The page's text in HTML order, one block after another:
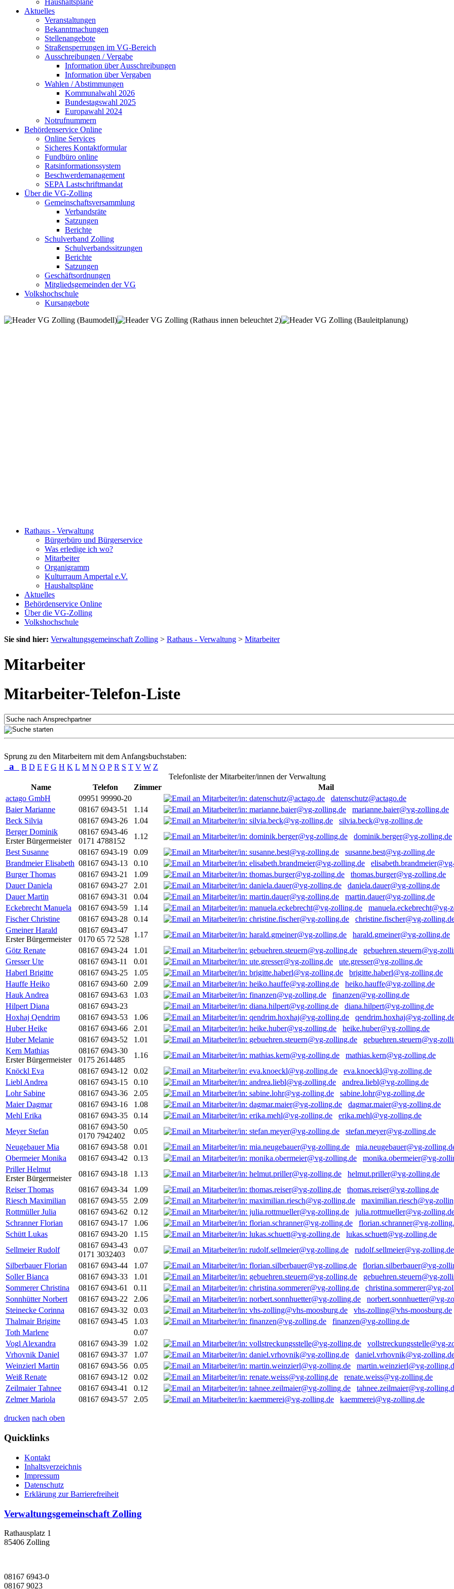
Haushaltspläne
Aktuelles
Veranstaltungen
Bekanntmachungen
Stellenangebote
Straßensperrungen im VG-Bereich
Ausschreibungen / Vergabe
Information über Ausschreibungen
Information über Vergaben
Wahlen / Abstimmungen
Kommunalwahl 2026
Bundestagswahl 2025
Europawahl 2024
Notrufnummern
Behördenservice Online
Online Services
Sicheres Kontaktformular
Fundbüro online
Ratsinformationssystem
Beschwerdemanagement
SEPA Lastschriftmandat
Über die VG-Zolling
Gemeinschaftsversammlung
Verbandsräte
Satzungen
Berichte
Schulverband Zolling
Schulverbandssitzungen
Berichte
Satzungen
Geschäftsordnungen
Mitgliedsgemeinden der VG
Volkshochschule
Kursangebote
Rathaus - Verwaltung
Bürgerbüro und Bürgerservice
Was erledige ich wo?
Mitarbeiter
Organigramm
Kulturraum Ampertal e.V.
Haushaltspläne
Aktuelles
Behördenservice Online
Über die VG-Zolling
Volkshochschule
Sie sind hier: Verwaltungsgemeinschaft Zolling > Rathaus - Verwaltung > Mitarbeiter
Mitarbeiter
Mitarbeiter-Telefon-Liste
Sprung zu den Mitarbeitern mit dem Anfangsbuchstaben:
a B D E F G H K L M N O P R S T V W Z
Telefonliste der Mitarbeiter/innen der Verwaltung
Name
Telefon Zimmer
Mail
actago GmbH
09951 99990-20
datenschutz@actago.de
Baier Marianne
08167 6943-51 1.14
marianne.baier@vg-zolling.de
Beck Silvia
08167 6943-26 1.04
silvia.beck@vg-zolling.de
Berger Dominik
Erster Bürgermeister
08167 6943-46
0171 4788152
1.12
dominik.berger@vg-zolling.de
Best Susanne
08167 6943-19 0.09
susanne.best@vg-zolling.de
Brandmeier Elisabeth 08167 6943-13 0.10
Burger Thomas
08167 6943-21 1.09
thomas.burger@vg-zolling.de
Dauer Daniela
08167 6943-27 2.01
daniela.dauer@vg-zolling.de
Dauer Martin
08167 6943-31 0.04
martin.dauer@vg-zolling.de
Eckebrecht Manuela
08167 6943-59 1.14
manuela.eckebrecht@vg-
Fischer Christine
08167 6943-28 0.14
christine.fischer@vg-
Gmeiner Harald
Erster Bürgermeister
08167 6943-47
0170 65 72 528
1.17
harald.gmeiner@vg-zolling.de
Götz Renate
08167 6943-24 1.01
gebuehren.steuern@vg-
Gresser Ute
08167 6943-11 0.01
ute.gresser@vg-zolling.de
Haberl Brigitte
08167 6943-25 1.05
brigitte.haberl@vg-zolling.de
Hauffe Heiko
08167 6943-60 2.09
heiko.hauffe@vg-zolling.de
Hauk Andrea
08167 6943-63 1.03
finanzen@vg-zolling.de
Hilpert Diana
08167 6943-23
diana.hilpert@vg-zolling.de
Hoxhaj Qendrim
08167 6943-53 1.06
qendrim.hoxhaj@vg-
Huber Heike
08167 6943-66 2.01
heike.huber@vg-zolling.de
Huber Melanie
08167 6943-52 1.01
gebuehren.steuern@vg-
Kern Mathias
Erster Bürgermeister
08167 6943-30
0175 2614485
1.16
mathias.kern@vg-zolling.de
Knöckl Eva
08167 6943-12 0.02
eva.knoeckl@vg-zolling.de
Liebl Andrea
08167 6943-15 0.10
andrea.liebl@vg-zolling.de
Lohr Sabine
08167 6943-36 2.05
sabine.lohr@vg-zolling.de
Maier Dagmar
08167 6943-16 1.08
dagmar.maier@vg-zolling.de
Mehl Erika
08167 6943-35 0.14
erika.mehl@vg-zolling.de
Meyer Stefan
08167 6943-50
0170 7942402
0.05
stefan.meyer@vg-zolling.de
Neugebauer Mia
08167 6943-58 0.01
mia.neugebauer@vg-
Obermeier Monika
08167 6943-42 0.13
monika.obermeier@vg-
Priller Helmut
Erster Bürgermeister
08167 6943-18 1.13
helmut.priller@vg-zolling.de
Reiser Thomas
08167 6943-34 1.09
thomas.reiser@vg-zolling.de
Riesch Maximilian
08167 6943-55 2.09
maximilian.riesch@vg-
Rottmüller Julia
08167 6943-62 0.12
julia.rottmueller@vg-
Schranner Florian
08167 6943-17 1.06
florian.schranner@vg-
Schütt Lukas
08167 6943-20 1.15
lukas.schuett@vg-zolling.de
Sellmeier Rudolf
08167 6943-43
0171 3032403
0.07
rudolf.sellmeier@vg-zolling.de
Silberbauer Florian
08167 6943-44 1.07
florian.silberbauer@vg-
Soller Bianca
08167 6943-33 1.01
gebuehren.steuern@vg-
Sommerer Christina
08167 6943-61 0.11
christina.sommerer@vg-
Sonnhütter Norbert
08167 6943-22 2.06
norbert.sonnhuetter@vg-
Steinecke Corinna
08167 6943-32 0.03
vhs-zolling@vhs-moosburg.de
Thalmair Brigitte
08167 6943-45 1.03
finanzen@vg-zolling.de
Toth Marlene
0.07
Vogl Alexandra
08167 6943-39 1.02
vollstreckungsstelle@vg-
Vrhovnik Daniel
08167 6943-37 1.07
daniel.vrhovnik@vg-
Weinzierl Martin
08167 6943-56 0.05
martin.weinzierl@vg-
Weiß Renate
08167 6943-12 0.02
renate.weiss@vg-zolling.de
Zeilmaier Tahnee
08167 6943-41 0.12
tahnee.zeilmaier@vg-
Zelmer Mariola
08167 6943-57 2.05 kaemmerei@vg-zolling.de
drucken nach oben
Quicklinks
Kontakt
Inhaltsverzeichnis
Impressum
Datenschutz
Erklärung zur Barrierefreiheit
Verwaltungsgemeinschaft Zolling
Rathausplatz 1
85406 Zolling
08167 6943-0
08167 9023